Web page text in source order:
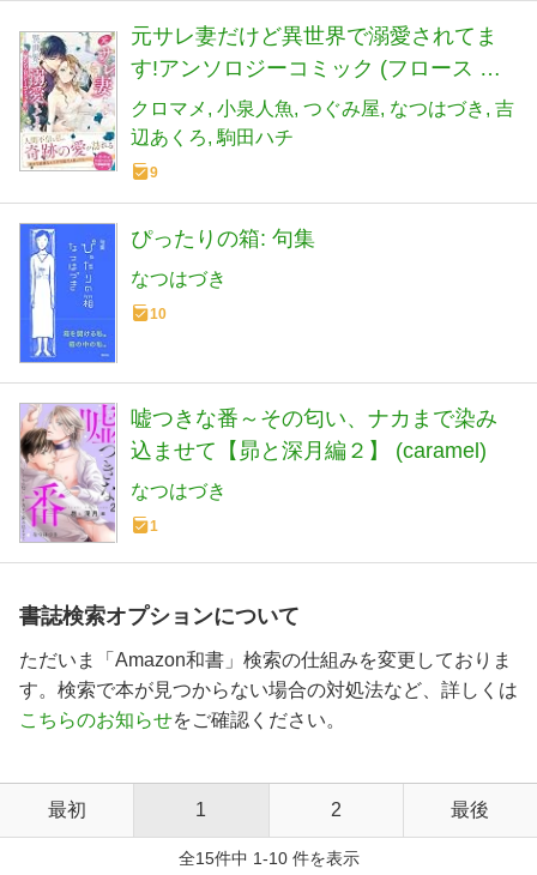
元サレ妻だけど異世界で溺愛されてま
す!アンソロジーコミック (フロース コ
ミック)
クロマメ 小泉人魚 つぐみ屋 なつはづき
吉
辺あくろ 駒田ハチ
9
ぴったりの箱: 句集
なつはづき
10
嘘つきな番～その匂い、ナカまで染み
込ませて【昴と深月編２】 (caramel)
なつはづき
1
書誌検索オプションについて
ただいま「Amazon和書」検索の仕組みを変更しておりま
す。検索で本が見つからない場合の対処法など、詳しくは
こちらのお知らせをご確認ください。
最初 1 2 最後
全15件中 1-10 件を表示